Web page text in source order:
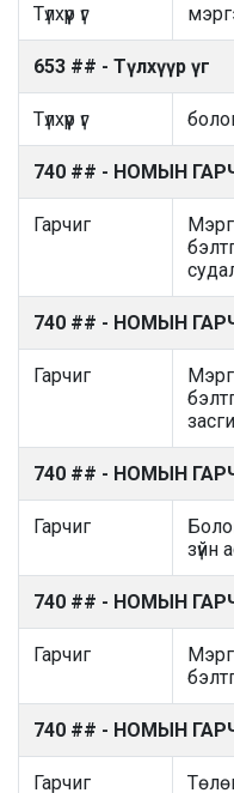
Түлхүүр үг
653 ## - Түлхүүр үг
Түлхүүр үг
740 ## - НОМЫН
Гарчиг
740 ## - НОМЫН
Гарчиг
740 ## - НОМЫН
Гарчиг
зүйн
740 ## - НОМЫН
Гарчиг
740 ## - НОМЫН
Гарчиг